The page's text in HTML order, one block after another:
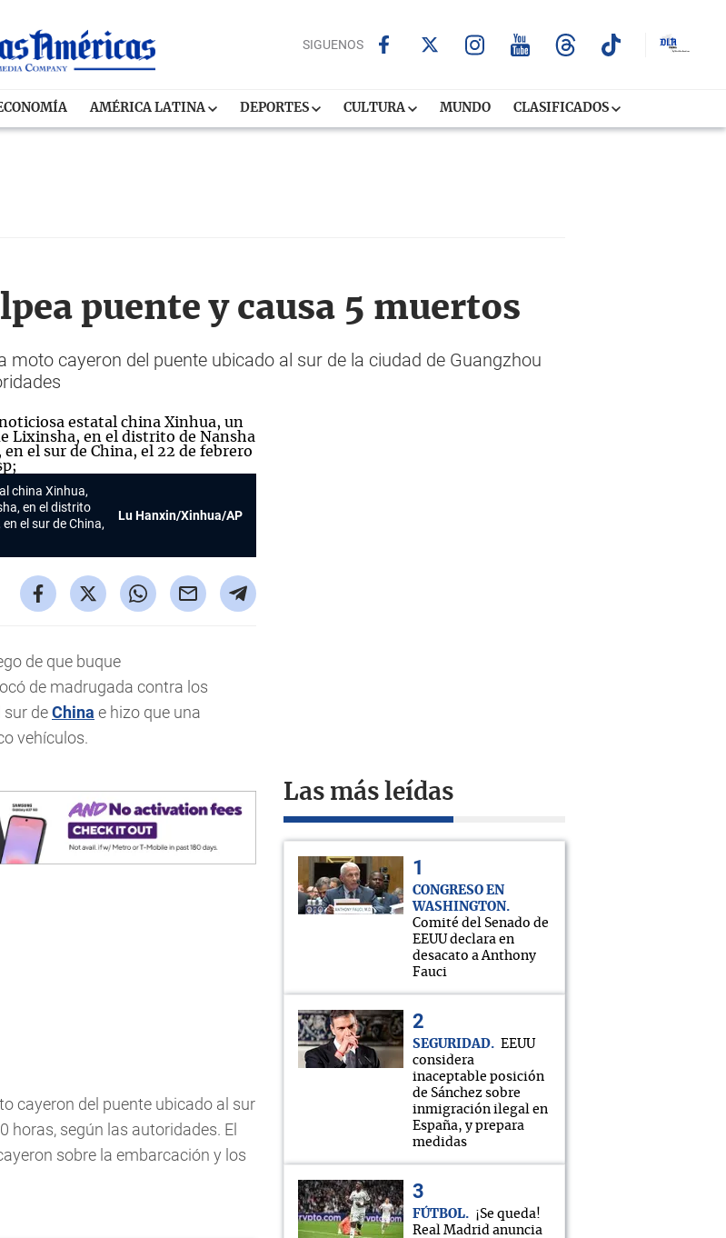
SIGUENOS
AMÉRICA LATINA DEPORTES CULTURA MUNDO CLASIFICADOS
puente y causa 5 muertos
cayeron del puente ubicado al sur de la ciudad de Guangzhou
china Xinhua,
en el distrito
el sur de China,
Lu Hanxin/Xinhua/AP
de que buque
de madrugada contra los
sur deChina e hizo que una
vehículos.
cayeron del puente ubicado al sur
horas, según las autoridades. El
sobre la embarcación y los
Las más leídas
CONGRESO EN
WASHINGTON
Comité del Senado de
EEUU declara en
desacato a Anthony
Fauci
SEGURIDAD
EEUU
considera
inaceptable posición
de Sánchez sobre
inmigración ilegal en
España, y prepara
medidas
FÚTBOL
¡Se queda!
Real Madrid anuncia